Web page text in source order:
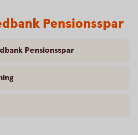
Pensionsspar
Pensionsspar